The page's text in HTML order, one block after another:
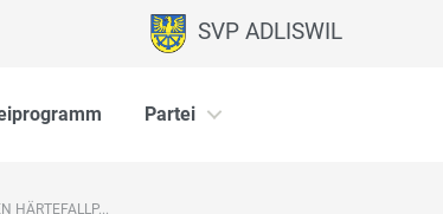
SVP ADLISWIL
Partei
HÄRTEFALLP...